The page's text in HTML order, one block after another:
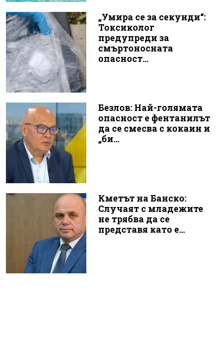
„Умира се за секунди“:
Токсиколог
предупреди за
смъртоносната
опасност...
Безлов: Най-голямата
опасност е фентанилът
да се смесва с кокаин и
„би...
Кметът на Банско:
Случаят с младежите
не трябва да се
представя като е...